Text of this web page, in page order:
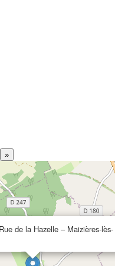
»
de la Hazelle – Maizières-lès-